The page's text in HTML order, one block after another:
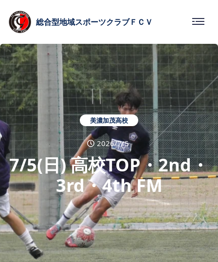
総合型地域スポーツクラブＦＣＶ
美濃加茂高校
2026/7/5
7/5(日) 高校TOP・2nd・
3rd・4th FM